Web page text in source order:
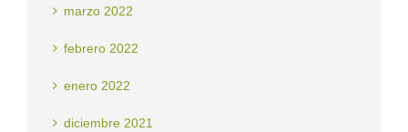
marzo 2022
febrero 2022
enero 2022
diciembre 2021